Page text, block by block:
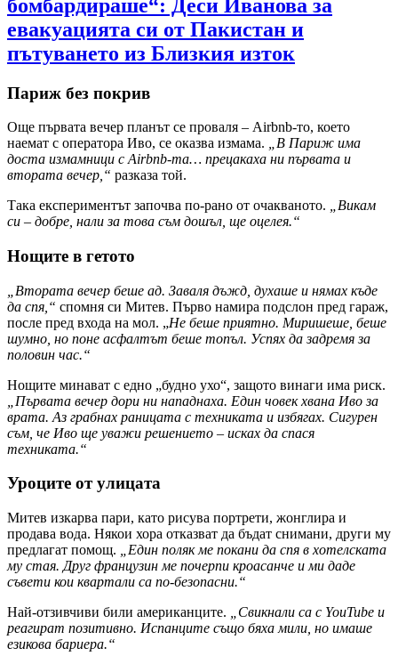
бомбардираше“: Деси Иванова за
евакуацията си от Пакистан и
пътуването из Близкия изток
Париж без покрив
Още първата вечер планът се проваля – Airbnb-то, което
наемат с оператора Иво, се оказва измама.
„В Париж има
доста измамници с Airbnb-та… прецакаха ни първата и
втората вечер,“ разказа той.
Така експериментът започва по-рано от очакваното.
„Викам
си – добре, нали за това съм дошъл, ще оцелея.“
Нощите в гетото
„Втората вечер беше ад. Заваля дъжд, духаше и нямах къде
да спя,“ спомня си Митев. Първо намира подслон пред гараж,
после пред входа на мол. „Не беше приятно. Миришеше, беше
шумно, но поне асфалтът беше топъл. Успях да задремя за
половин час.“
Нощите минават с едно „будно ухо“, защото винаги има риск.
„Първата вечер дори ни нападнаха. Един човек хвана Иво за
врата. Аз грабнах раницата с техниката и избягах. Сигурен
съм, че Иво ще уважи решението – исках да спася
техниката.“
Уроците от улицата
Митев изкарва пари, като рисува портрети, жонглира и
продава вода. Някои хора отказват да бъдат снимани, други му
предлагат помощ.
„Един поляк ме покани да спя в хотелската
му стая. Друг французин ме почерпи кроасанче и ми даде
съвети кои квартали са по-безопасни.“
Най-отзивчиви били американците.
„Свикнали са с YouTube и
реагират позитивно. Испанците също бяха мили, но имаше
езикова бариера.“